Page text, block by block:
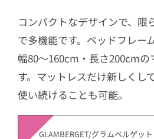
コンパクトなデザインで、限
で多機能です。ベッドフレー
幅80～160cm・長さ200cmの
す。マットレスだけ新しくし
使い続けることも可能。
GLAMBERGET/グラムベルゲット